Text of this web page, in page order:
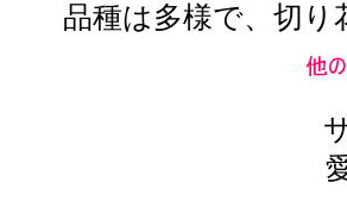
品種は多様で、切り